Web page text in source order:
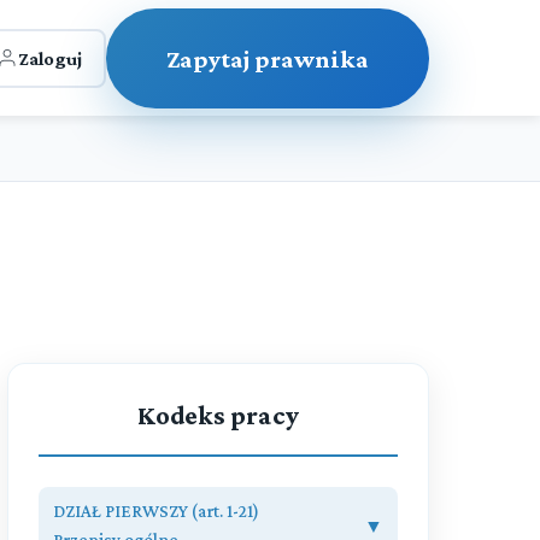
Zaloguj Zapytaj prawnika
Kodeks pracy
DZIAŁ PIERWSZY (art. 1-21)
▼